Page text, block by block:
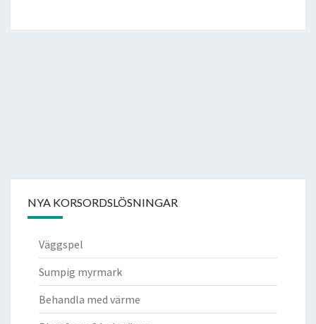
NYA KORSORDSLÖSNINGAR
Väggspel
Sumpig myrmark
Behandla med värme